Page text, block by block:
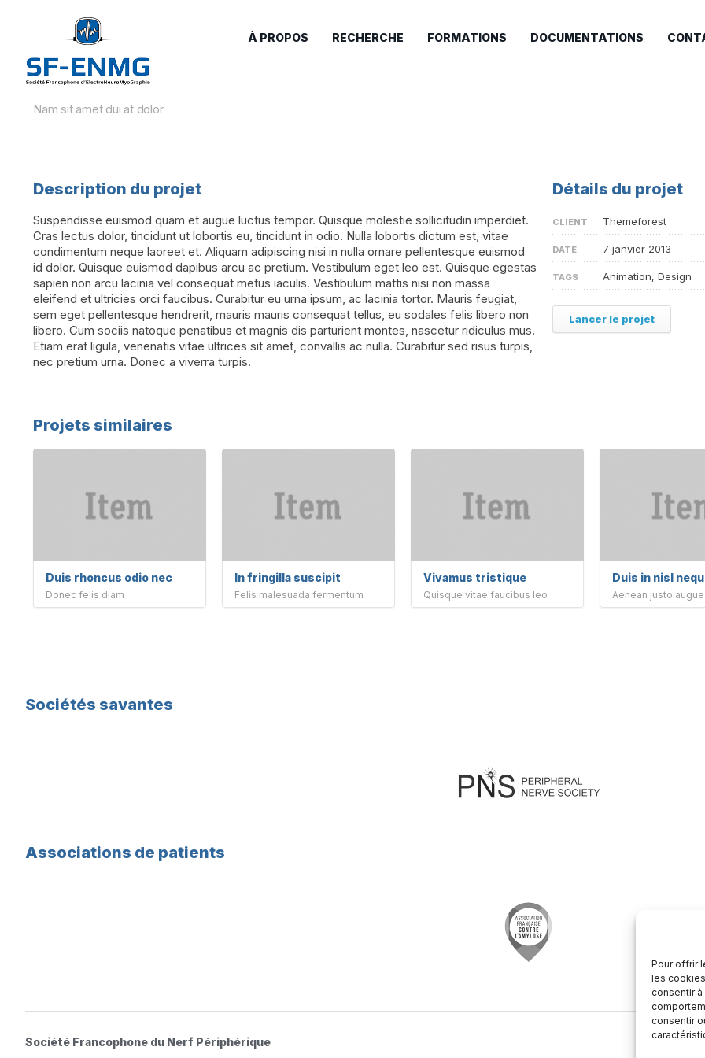
Pour offrir
les
consentir
consentir
À PROPOS RECHERCHE FORMATIONS DOCUMENTATIONS
Fusce molestie.
Nam sit amet dui at dolor
Description du projet
Suspendisse euismod quam et augue luctus tempor. Quisque molestie sollicitudin imperdiet.
Cras lectus dolor, tincidunt ut lobortis eu, tincidunt in odio. Nulla lobortis dictum est, vitae
condimentum neque laoreet et. Aliquam adipiscing nisi in nulla ornare pellentesque euismod
id dolor. Quisque euismod dapibus arcu ac pretium. Vestibulum eget leo est. Quisque egestas
sapien non arcu lacinia vel consequat metus iaculis. Vestibulum mattis nisi non massa
eleifend et ultricies orci faucibus. Curabitur eu urna ipsum, ac lacinia tortor. Mauris feugiat,
sem eget pellentesque hendrerit, mauris mauris consequat tellus, eu sodales felis libero non
libero. Cum sociis natoque penatibus et magnis dis parturient montes, nascetur ridiculus mus.
Etiam erat ligula, venenatis vitae ultrices sit amet, convallis ac nulla. Curabitur sed risus turpis,
nec pretium urna. Donec a viverra turpis.
Détails du projet
CLIENT Themeforest
DATE 7 janvier 2013
TAGS Animation, Design
Lancer le projet
Projets similaires
Duis rhoncus odio nec
Donec felis diam
In fringilla suscipit
Felis malesuada fermentum
Vivamus tristique
Quisque vitae faucibus leo
Duis in nisl
Aenean justo augue
Sociétés savantes
Associations de patients
Société Francophone du Nerf Périphérique